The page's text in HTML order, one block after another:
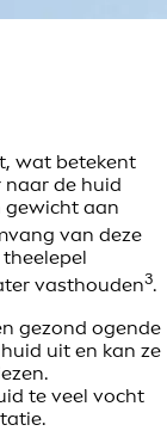
wat betekent
de huid
gewicht aan
van deze
vasthouden3.
gezond ogende
uit en kan ze
te veel vocht